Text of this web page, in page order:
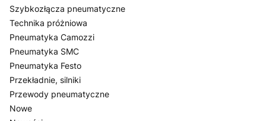
Szybkozłącza pneumatyczne
Technika próżniowa
Pneumatyka Camozzi
Pneumatyka SMC
Pneumatyka Festo
Przekładnie, silniki
Przewody pneumatyczne
Nowe